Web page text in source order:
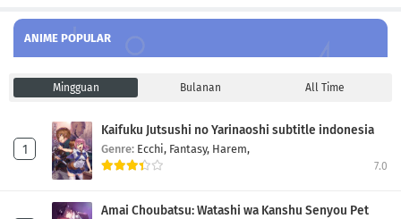
ANIME POPULAR
Mingguan Bulanan All Time
Kaifuku Jutsushi no Yarinaoshi subtitle indonesia
Genre: Ecchi, Fantasy, Harem,
7.0
Amai Choubatsu: Watashi wa Kanshu Senyou Pet